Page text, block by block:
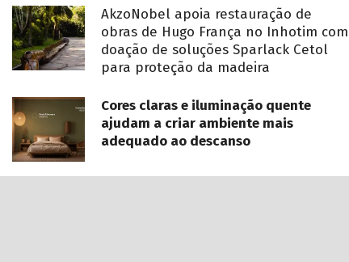
AkzoNobel apoia restauração de
obras de Hugo França no Inhotim com
doação de soluções Sparlack Cetol
para proteção da madeira
Cores claras e iluminação quente
ajudam a criar ambiente mais
adequado ao descanso